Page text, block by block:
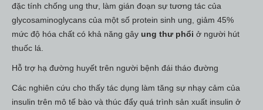
đặc tính chống ung thư, làm gián đoạn sự tương tác của
glycosaminoglycans của một số protein sinh ung, giảm 45%
mức độ hóa chất có khả năng gây ung thư phổi ở người hút
thuốc lá.
Hỗ trợ hạ đường huyết trên người bệnh đái tháo đường
Các nghiên cứu cho thấy tác dụng làm tăng sự nhạy cảm của
insulin trên mô tế bào và thúc đẩy quá trình sản xuất insulin ở